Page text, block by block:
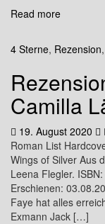
Read more
4 Sterne, Rezension,
Camilla
19. August 2020
Roman List
Wings of Silver Aus
Leena Flegler.
Erschienen:
Faye hat alles
Exmann Jack […]